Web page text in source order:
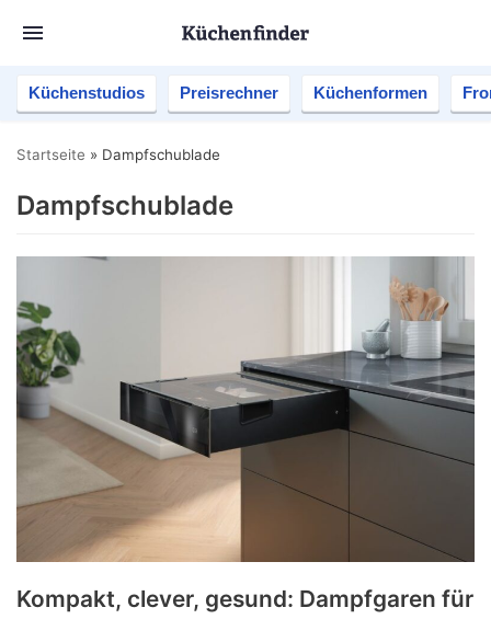
Küchenstudios Preisrechner Küchenformen
Startseite » Dampfschublade
Dampfschublade
Kompakt, clever, gesund: Dampfgaren für